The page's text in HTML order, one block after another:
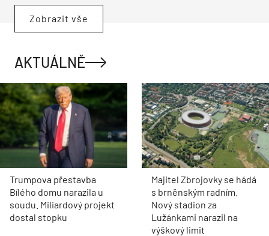
Zobrazit vše
AKTUÁLNĚ
Trumpova přestavba
Bílého domu narazila u
soudu. Miliardový projekt
dostal stopku
Majitel Zbrojovky se hádá
s brněnským radním.
Nový stadion za
Lužánkami narazil na
výškový limit